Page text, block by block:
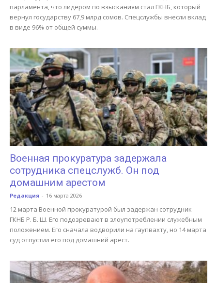
парламента, что лидером по взысканиям стал ГКНБ, который
вернул государству 67,9 млрд сомов. Спецслужбы внесли вклад
в виде 96% от общей суммы.
Военная прокуратура задержала
сотрудника спецслужб. Он под
домашним арестом
Редакция - 16 марта 2026
12 марта Военной прокуратурой был задержан сотрудник
ГКНБ Р. Б. Ш. Его подозревают в злоупотреблении служебным
положением. Его сначала водворили на гаупвахту, но 14 марта
суд отпустил его под домашний арест.